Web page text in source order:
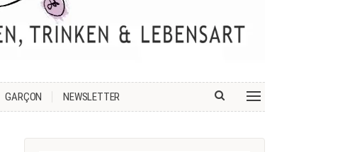
GARÇON NEWSLETTER